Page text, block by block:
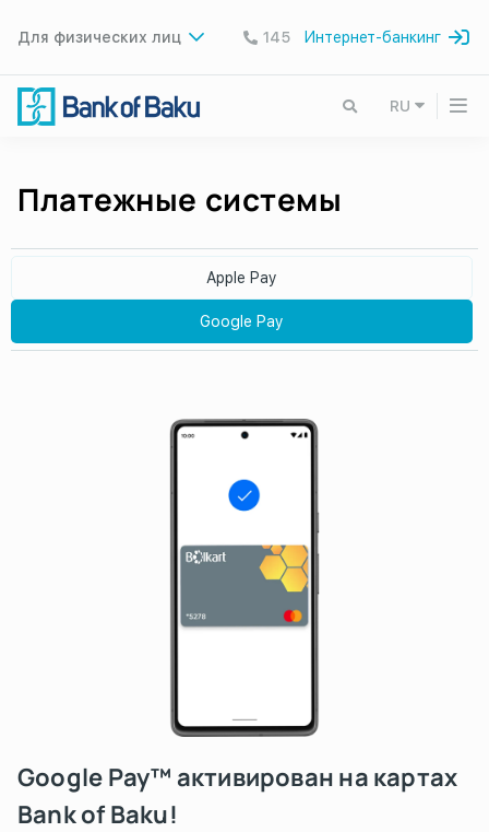
Для физических лиц 145 Интернет-банкинг
RU
Платежные системы
Apple Pay
Google Pay
Google Pay™ активирован на картах
Bank of Baku!